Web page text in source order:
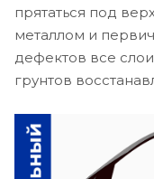
прятаться под
металлом и
дефектов все
грунтов